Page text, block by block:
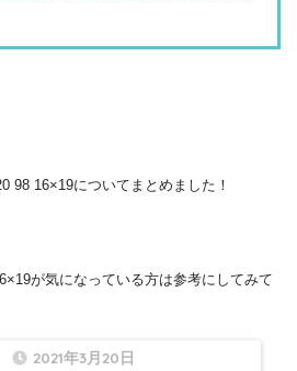
98 16×19についてまとめました！
が気になっている方は参考にしてみて
2021年3月20日